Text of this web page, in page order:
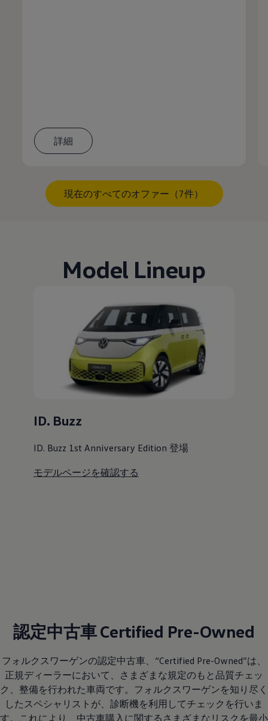
詳細
現在のすべてのオファー（7件）
Model Lineup
ID. Buzz
ID. Buzz 1st Anniversary Edition 登場
モデルページを確認する
認定中古車 Certified Pre-Owned
フォルクスワーゲンの認定中古車、“Certified Pre-Owned”は、
正規ディーラーにおいて、さまざまな規定のもと品質チェッ
ク、整備を行われた車両です。フォルクスワーゲンを知り尽く
したスペシャリストが、診断機を利用してチェックを行いま
す。これにより、中古車購入に関するさまざまなリスクを最小